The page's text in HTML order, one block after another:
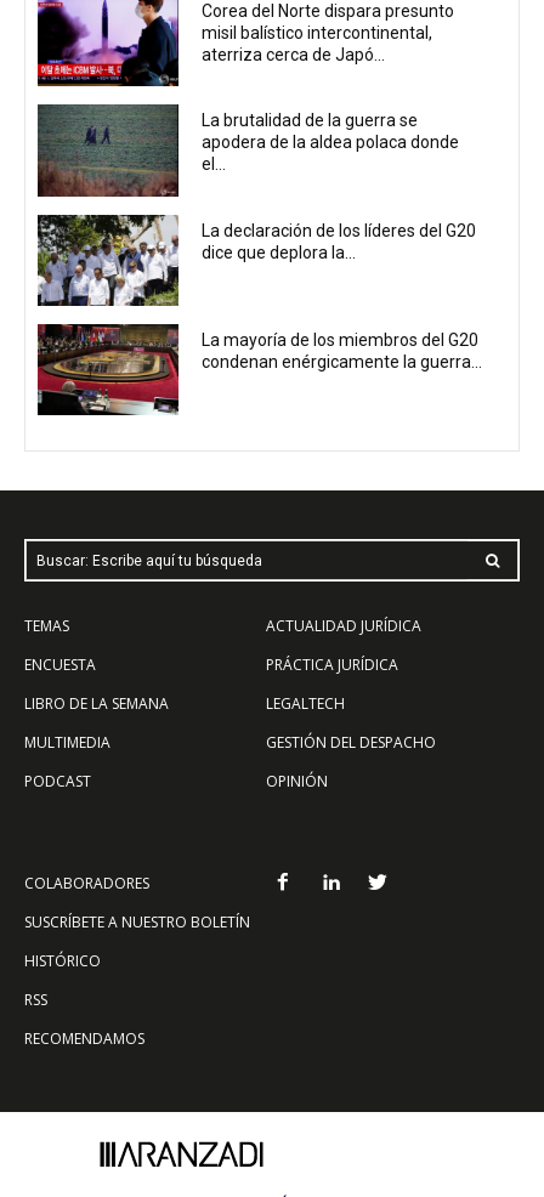
Corea del Norte dispara presunto
misil balístico intercontinental,
aterriza cerca de Japó...
La brutalidad de la guerra se
apodera de la aldea polaca donde
el...
La declaración de los líderes del G20
dice que deplora la...
La mayoría de los miembros del G20
condenan enérgicamente la guerra...
Buscar: Escribe aquí tu búsqueda
TEMAS
ENCUESTA
LIBRO DE LA SEMANA
MULTIMEDIA
PODCAST
ACTUALIDAD JURÍDICA
PRÁCTICA JURÍDICA
LEGALTECH
GESTIÓN DEL DESPACHO
OPINIÓN
COLABORADORES
SUSCRÍBETE A NUESTRO BOLETÍN
HISTÓRICO
RSS
RECOMENDAMOS